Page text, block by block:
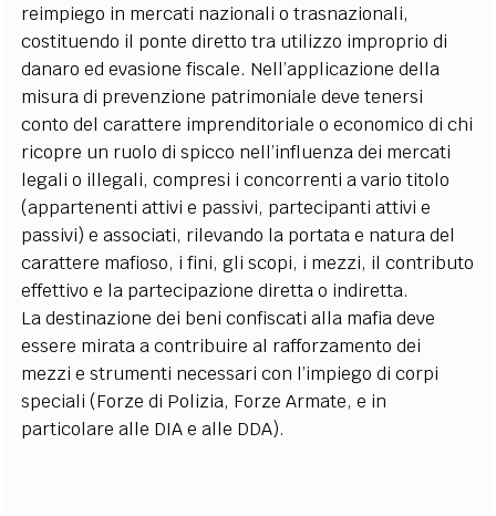
reimpiego in mercati nazionali o trasnazionali,
costituendo il ponte diretto tra utilizzo improprio di
danaro ed evasione fiscale. Nell’applicazione della
misura di prevenzione patrimoniale deve tenersi
conto del carattere imprenditoriale o economico di chi
ricopre un ruolo di spicco nell’influenza dei mercati
legali o illegali, compresi i concorrenti a vario titolo
(appartenenti attivi e passivi, partecipanti attivi e
passivi) e associati, rilevando la portata e natura del
carattere mafioso, i fini, gli scopi, i mezzi, il contributo
effettivo e la partecipazione diretta o indiretta.
La destinazione dei beni confiscati alla mafia deve
essere mirata a contribuire al rafforzamento dei
mezzi e strumenti necessari con l’impiego di corpi
speciali (Forze di Polizia, Forze Armate, e in
particolare alle DIA e alle DDA).